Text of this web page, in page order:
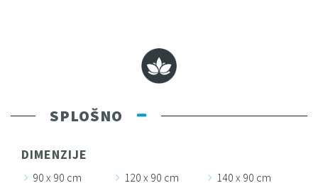
SPLOŠNO
DIMENZIJE
90 x 90 cm 120 x 90 cm
140 x 90 cm